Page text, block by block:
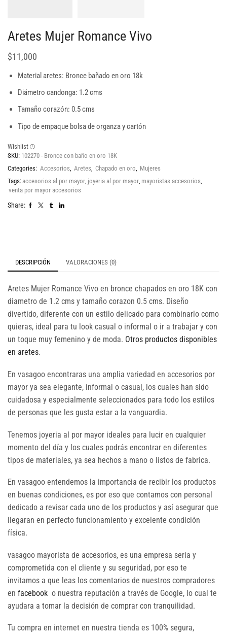
Aretes Mujer Romance Vivo
$11,000
Material aretes: Bronce bañado en oro 18k
Diámetro candonga: 1.2 cms
Tamaño corazón: 0.5 cms
Tipo de empaque bolsa de organza y cartón
Wishlist
SKU: 102270 - Bronce con baño en oro 18K
Categories: Accesorios, Aretes, Chapado en oro, Mujeres
Tags: accesorios al por mayor, joyeria al por mayor, mayoristas accesorios,
venta por mayor accesorios
Share:
DESCRIPCIÓN VALORACIONES (0)
Aretes Mujer Romance Vivo en bronce chapados en oro 18K con
diametro de 1.2 cms y tamaño corazon 0.5 cms. Diseño
divertido, diferente con un estilo delicado para combinarlo como
quieras, ideal para tu look casual o informal o ir a trabajar y con
un toque muy femenino y de moda. Otros productos disponibles
en aretes.
En vasagoo encontraras una amplia variedad en accesorios por
mayor ya sea elegante, informal o casual, los cuales han sido
cuidadosa y especialmente seleccionados para todo los estilos
de personas que les gusta estar a la vanguardia.
Tenemos joyeria al por mayor ideales para lucir en cualquier
momento del día y los cuales podrás encontrar en diferentes
tipos de materiales, ya sea hechos a mano o listos de fabrica.
En vasagoo entendemos la importancia de recibir los productos
en buenas condiciones, es por eso que contamos con personal
dedicado a revisar cada uno de los productos y así asegurar que
llegaran en perfecto funcionamiento y excelente condición
física.
vasagoo mayorista de accesorios, es una empresa seria y
comprometida con el cliente y su seguridad, por eso te
invitamos a que leas los comentarios de nuestros compradores
en facebook o nuestra reputación a través de Google, lo cual te
ayudara a tomar la decisión de comprar con tranquilidad.
Tu compra en internet en nuestra tienda es 100% segura,